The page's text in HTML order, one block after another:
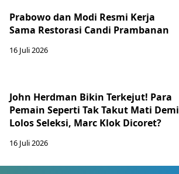
Prabowo dan Modi Resmi Kerja
Sama Restorasi Candi Prambanan
16 Juli 2026
John Herdman Bikin Terkejut! Para
Pemain Seperti Tak Takut Mati Demi
Lolos Seleksi, Marc Klok Dicoret?
16 Juli 2026